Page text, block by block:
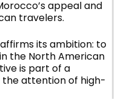
appeal and
travelers.
its ambition: to
the North American
is part of a
attention of high-